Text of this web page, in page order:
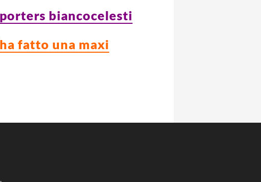
biancocelesti
fatto una maxi